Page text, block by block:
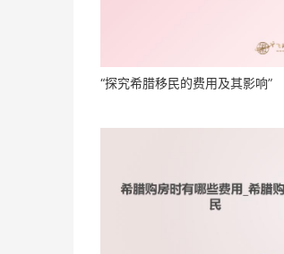
“探究希腊移民的费用及其影响”